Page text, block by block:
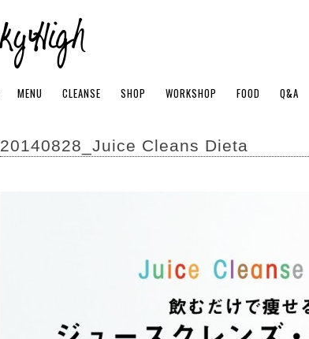
MENU CLEANSE SHOP WORKSHOP FOOD Q&A
20140828_Juice Cleans Dieta